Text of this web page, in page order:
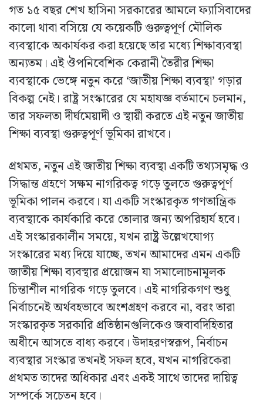
গত ১৫ বছর শেখ হাসিনা সরকারের আমলে ফ্যাসিবাদের
কালো থাবা বসিয়ে যে কয়েকটি গুরুত্বপূর্ণ মৌলিক
ব্যবস্থাকে অকার্যকর করা হয়েছে তার মধ্যে শিক্ষাব্যবস্থা
অন্যতম। এই ঔপনিবেশিক কেরানী তৈরীর শিক্ষা
ব্যবস্থাকে ভেঙ্গে নতুন করে ‘জাতীয় শিক্ষা ব্যবস্থা’ গড়ার
বিকল্প নেই। রাষ্ট্র সংস্কারের যে মহাযজ্ঞ বর্তমানে চলমান,
তার সফলতা দীর্ঘমেয়াদী ও স্থায়ী করতে এই নতুন জাতীয়
শিক্ষা ব্যবস্থা গুরুত্বপূর্ণ ভূমিকা রাখবে।
প্রথমত, নতুন এই জাতীয় শিক্ষা ব্যবস্থা একটি তথ্যসমৃদ্ধ ও
সিদ্ধান্ত গ্রহণে সক্ষম নাগরিকত্ব গড়ে তুলতে গুরুত্বপূর্ণ
ভূমিকা পালন করবে। যা একটি সংস্কারকৃত গণতান্ত্রিক
ব্যবস্থাকে কার্যকারি করে তোলার জন্য অপরিহার্য হবে।
এই সংস্কারকালীন সময়ে, যখন রাষ্ট্র উল্লেখযোগ্য
সংস্কারের মধ্য দিয়ে যাচ্ছে, তখন আমাদের এমন একটি
জাতীয় শিক্ষা ব্যবস্থার প্রয়োজন যা সমালোচনামূলক
চিন্তাশীল নাগরিক গড়ে তুলবে। এই নাগরিকগণ শুধু
নির্বাচনেই অর্থবহভাবে অংশগ্রহণ করবে না, বরং তারা
সংস্কারকৃত সরকারি প্রতিষ্ঠানগুলিকেও জবাবদিহিতার
অধীনে আসতে বাধ্য করবে। উদাহরণস্বরূপ, নির্বাচন
ব্যবস্থার সংস্কার তখনই সফল হবে, যখন নাগরিকেরা
প্রথমত তাদের অধিকার এবং একই সাথে তাদের দায়িত্ব
সম্পর্কে সচেতন হবে।